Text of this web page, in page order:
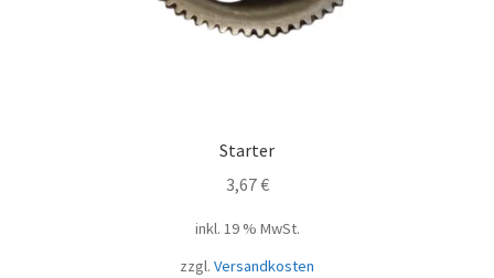
Starter
3,67€
inkl. 19 % MwSt.
zzgl. Versandkosten